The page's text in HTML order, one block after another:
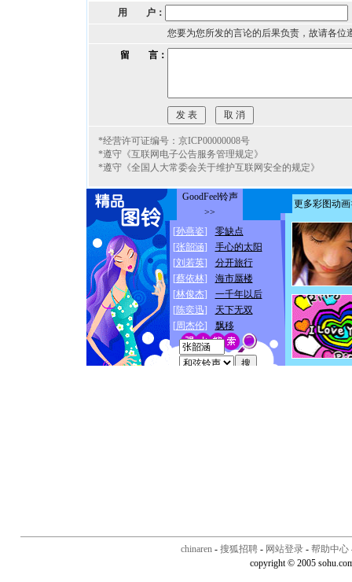
用 户：
您要为您所发的言论的后果负责，故请各位
留 言：
*经营许可证编号：京ICP00000008号
*遵守《互联网电子公告服务管理规定》
*遵守《全国人大常委会关于维护互联网安全的规定》
chinaren - 搜狐招聘 - 网站登录 - 帮助中心
copyright © 2005